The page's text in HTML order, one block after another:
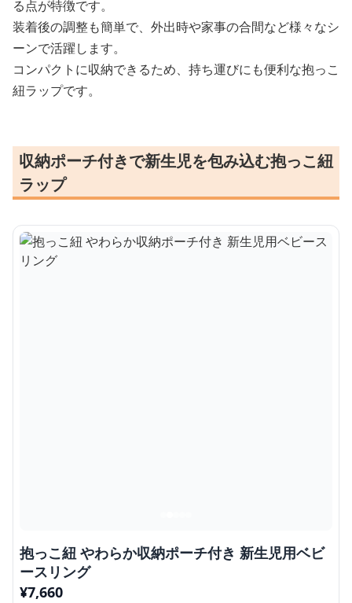
る点が特徴です。
装着後の調整も簡単で、外出時や家事の合間など様々なシ
ーンで活躍します。
コンパクトに収納できるため、持ち運びにも便利な抱っこ
紐ラップです。
収納ポーチ付きで新生児を包み込む抱っこ紐
ラップ
抱っこ紐 やわらか収納ポーチ付き 新生児用ベビ
ースリング
¥7,660